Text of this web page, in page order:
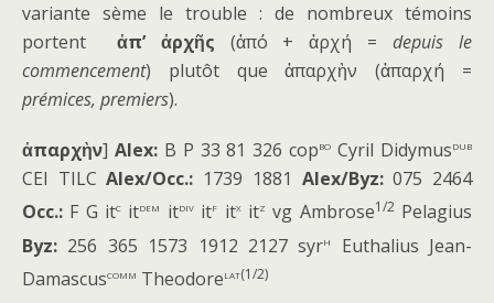
variante sème le trouble : de nombreux témoins
portent ἀπ’ ἀρχῆς (ἀπό + ἀρχή =depuis le
commencement) plutôt que ἀπαρχὴν (ἀπαρχή =
prémices, premiers).
ἀπαρχὴν] Alex:B P 33 81 326 copbo Cyril Didymusdub
CEI TILCAlex/Occ.: 1739 1881 Alex/Byz:075 2464
Occ.: F G itc itdem itdivitf itxitz vg Ambrose1/2Pelagius
Byz: 256 365 1573 1912 2127 syrh
Euthalius Jean-
Damascuscomm Theodorelat(1/2)